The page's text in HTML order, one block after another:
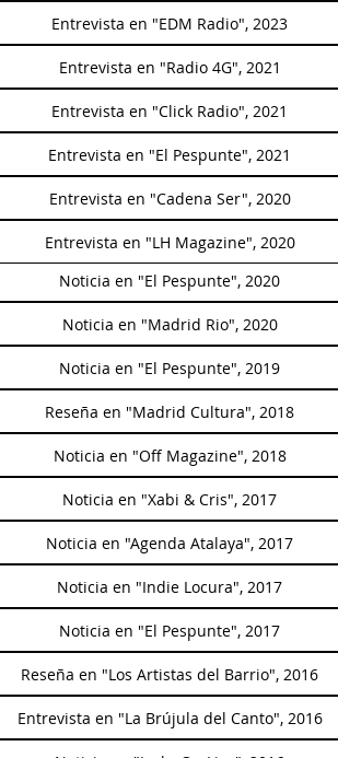
Entrevista en "EDM Radio", 2023
Entrevista en "Radio 4G", 2021
Entrevista en "Click Radio", 2021
Entrevista en "El Pespunte", 2021
Entrevista en "Cadena Ser", 2020
Noticia en "El Pespunte", 2020
Entrevista en "LH Magazine", 2020
Noticia en "Madrid Rio", 2020
Noticia en "El Pespunte", 2019
Reseña en "Madrid Cultura", 2018
Noticia en "Off Magazine", 2018
Noticia en "Xabi & Cris", 2017
Noticia en "Agenda Atalaya", 2017
Noticia en "Indie Locura", 2017
Noticia en "El Pespunte", 2017
Reseña en "Los Artistas del Barrio", 2016
Entrevista en "La Brújula del Canto", 2016